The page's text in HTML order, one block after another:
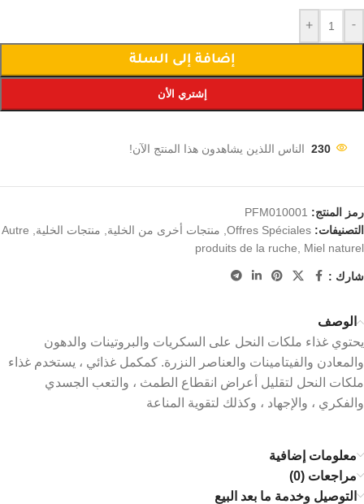
-
+
إضافة إلى السلة
إشتري الأن
230 الناس اللذين يشاهدون هذا المنتج الآن!
رمز المنتج: PFM010001
التصنيفات: Offres Spéciales منتجات أخرى من الخلية منتجات الخلية
Autre
produits de la ruche
Miel naturel
شارك :
الوصف
يحتوي غذاء ملكات النحل على السكريات والبروتينات والدهون
والمعادن والفيتامينات والعناصر النزرة. كمكمل غذائي ، يستخدم غذاء
ملكات النحل لتقليل أعراض انقطاع الطمث ، والتعب الجسدي
والفكري ، والإجهاد ، وكذلك لتقوية المناعة
معلومات إضافية
مراجعات (0)
التوصيل وخدمة ما بعد البيع